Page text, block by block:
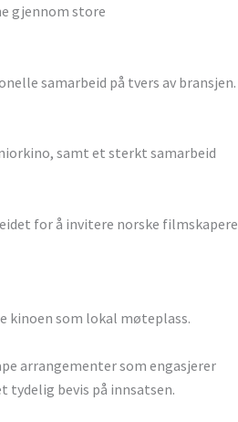
gjennom store
samarbeid på tvers av bransjen.
samt et sterkt samarbeid
for å invitere norske filmskapere
kinoen som lokal møteplass.
arrangementer som engasjerer
tydelig bevis på innsatsen.